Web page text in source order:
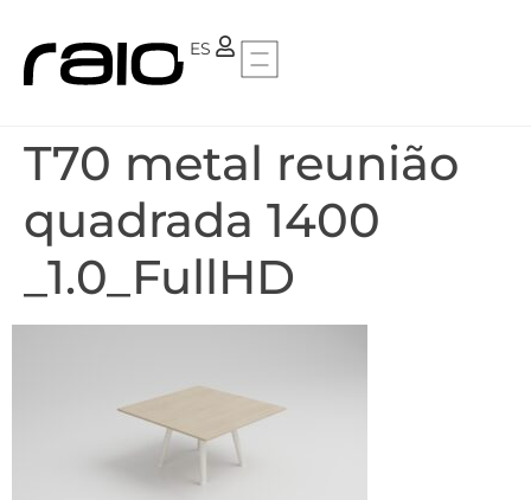
ES
PT
T70 metal reunião
quadrada 1400
_1.0_FullHD